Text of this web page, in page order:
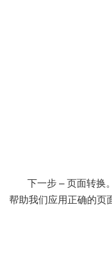
下一步 – 页面转换。
帮助我们应用正确的页